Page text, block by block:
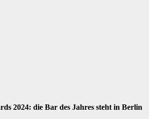
2024: die Bar des Jahres steht in Berlin